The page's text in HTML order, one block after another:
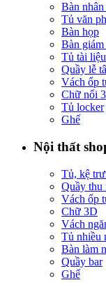
Bàn
Tủ văn
Bàn họp
Bàn giám
Tủ tài liệu
Quầy lễ
Vách ốp
Chữ nổi
Tủ locker
Ghế
Nội thất
Tủ, kệ
Quầy thu
Vách ốp
Chữ 3D
Vách
Tủ nhiều
Bàn làm
Quầy bar
Ghế